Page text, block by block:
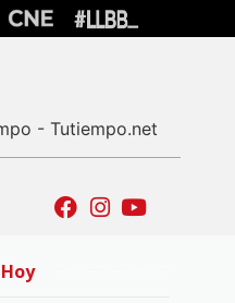
- Tutiempo.net